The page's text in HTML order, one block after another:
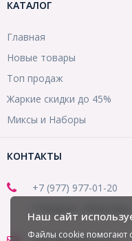
КАТАЛОГ
Главная
Новые товары
Топ продаж
Жаркие скидки до 45%
Миксы и Наборы
КОНТАКТЫ
+7 (977) 977-01-20
Наш сайт
Файлы cookie помогают